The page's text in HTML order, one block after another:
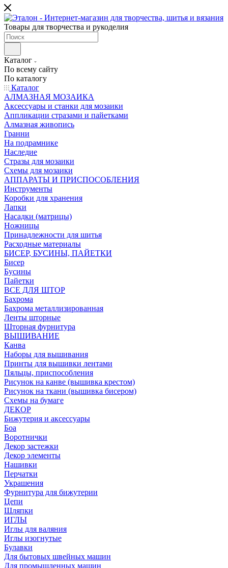
Товары для творчества и рукоделия
Каталог
По всему сайту
По каталогу
Каталог
АЛМАЗНАЯ МОЗАИКА
Аксессуары и станки для мозаики
Аппликации стразами и пайетками
Алмазная живопись
Гранни
На подрамнике
Наследие
Стразы для мозаики
Схемы для мозаики
АППАРАТЫ И ПРИСПОСОБЛЕНИЯ
Инструменты
Коробки для хранения
Лапки
Насадки (матрицы)
Ножницы
Принадлежности для шитья
Расходные материалы
БИСЕР, БУСИНЫ, ПАЙЕТКИ
Бисер
Бусины
Пайетки
ВСЕ ДЛЯ ШТОР
Бахрома
Бахрома металлизированная
Ленты шторные
Шторная фурнитура
ВЫШИВАНИЕ
Канва
Наборы для вышивания
Принты для вышивки лентами
Пяльцы, приспособления
Рисунок на канве (вышивка крестом)
Рисунок на ткани (вышивка бисером)
Схемы на бумаге
ДЕКОР
Бижутерия и аксессуары
Боа
Воротнички
Декор застежки
Декор элементы
Нашивки
Перчатки
Украшения
Фурнитура для бижутерии
Цепи
Шляпки
ИГЛЫ
Иглы для валяния
Иглы изогнутые
Булавки
Для бытовых швейных машин
Для промышленных машин